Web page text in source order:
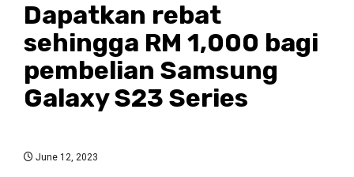
Dapatkan rebat
sehingga RM 1,000 bagi
pembelian Samsung
Galaxy S23 Series
June 12, 2023